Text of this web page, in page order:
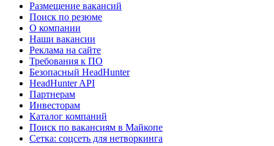
Размещение вакансий
Поиск по резюме
О компании
Наши вакансии
Реклама на сайте
Требования к ПО
Безопасный HeadHunter
HeadHunter API
Партнерам
Инвесторам
Каталог компаний
Поиск по вакансиям в Майкопе
Сетка: соцсеть для нетворкинга